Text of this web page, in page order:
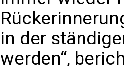
in der
werden“,